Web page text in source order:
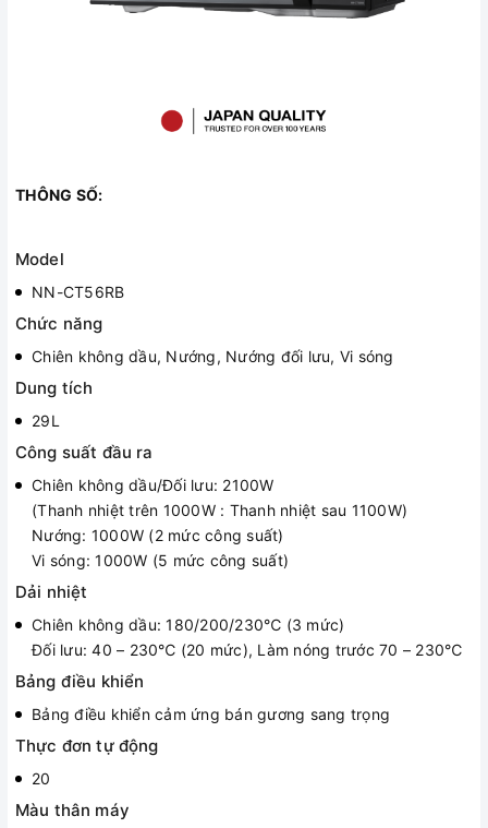
THÔNG SỐ:
Model
NN-CT56RB
Chức năng
Chiên không dầu, Nướng, Nướng đối lưu, Vi sóng
Dung tích
29L
Công suất đầu ra
Chiên không dầu/Đối lưu: 2100W
(Thanh nhiệt trên 1000W : Thanh nhiệt sau 1100W)
Nướng: 1000W (2 mức công suất)
Vi sóng: 1000W (5 mức công suất)
Dải nhiệt
Chiên không dầu: 180/200/230℃ (3 mức)
Đối lưu: 40 – 230℃ (20 mức), Làm nóng trước 70 – 230℃
Bảng điều khiển
Bảng điều khiển cảm ứng bán gương sang trọng
Thực đơn tự động
20
Màu thân máy